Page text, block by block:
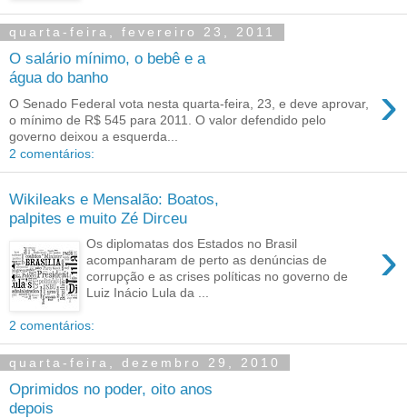
quarta-feira, fevereiro 23, 2011
O salário mínimo, o bebê e a
água do banho
›
O Senado Federal vota nesta quarta-feira, 23, e deve aprovar,
o mínimo de R$ 545 para 2011. O valor defendido pelo
governo deixou a esquerda...
2 comentários:
Wikileaks e Mensalão: Boatos,
palpites e muito Zé Dirceu
›
Os diplomatas dos Estados no Brasil
acompanharam de perto as denúncias de
corrupção e as crises políticas no governo de
Luiz Inácio Lula da ...
2 comentários:
quarta-feira, dezembro 29, 2010
Oprimidos no poder, oito anos
depois